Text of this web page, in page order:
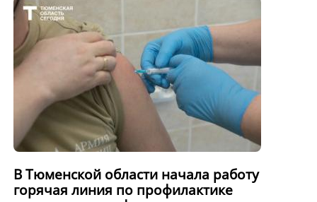
В Тюменской области начала работу
горячая линия по профилактике